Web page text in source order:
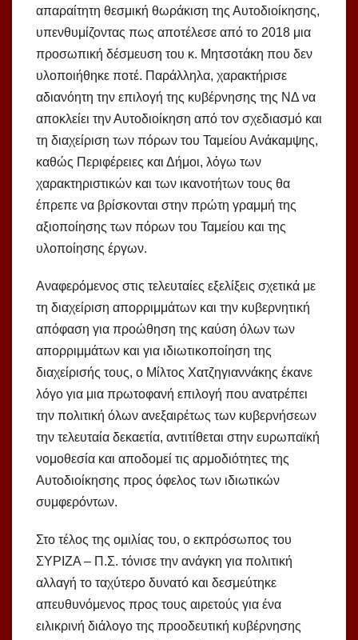
απαραίτητη θεσμική θωράκιση της Αυτοδιοίκησης,
υπενθυμίζοντας πως αποτέλεσε από το 2018 μια
προσωπική δέσμευση του κ. Μητσοτάκη που δεν
υλοποιήθηκε ποτέ. Παράλληλα, χαρακτήρισε
αδιανόητη την επιλογή της κυβέρνησης της ΝΔ να
αποκλείει την Αυτοδιοίκηση από τον σχεδιασμό και
τη διαχείριση των πόρων του Ταμείου Ανάκαμψης,
καθώς Περιφέρειες και Δήμοι, λόγω των
χαρακτηριστικών και των ικανοτήτων τους θα
έπρεπε να βρίσκονται στην πρώτη γραμμή της
αξιοποίησης των πόρων του Ταμείου και της
υλοποίησης έργων.
Αναφερόμενος στις τελευταίες εξελίξεις σχετικά με
τη διαχείριση απορριμμάτων και την κυβερνητική
απόφαση για προώθηση της καύση όλων των
απορριμμάτων και για ιδιωτικοποίηση της
διαχείρισής τους, ο Μίλτος Χατζηγιαννάκης έκανε
λόγο για μια πρωτοφανή επιλογή που ανατρέπει
την πολιτική όλων ανεξαιρέτως των κυβερνήσεων
την τελευταία δεκαετία, αντιτίθεται στην ευρωπαϊκή
νομοθεσία και αποδομεί τις αρμοδιότητες της
Αυτοδιοίκησης προς όφελος των ιδιωτικών
συμφερόντων.
Στο τέλος της ομιλίας του, ο εκπρόσωπος του
ΣΥΡΙΖΑ – Π.Σ. τόνισε την ανάγκη για πολιτική
αλλαγή το ταχύτερο δυνατό και δεσμεύτηκε
απευθυνόμενος προς τους αιρετούς για ένα
ειλικρινή διάλογο της προοδευτική κυβέρνησης